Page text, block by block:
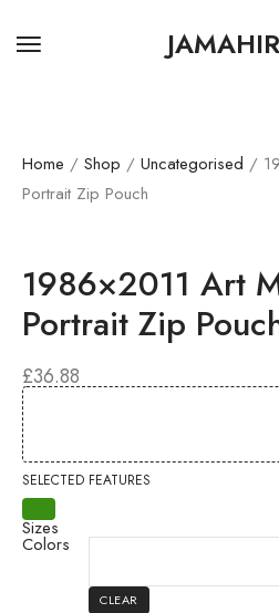
Home / Shop / Uncategorised /
Portrait Zip Pouch
1986×2011 Art
Portrait Zip
£36.88
SELECTED FEATURES
Sizes
Colors
CLEAR